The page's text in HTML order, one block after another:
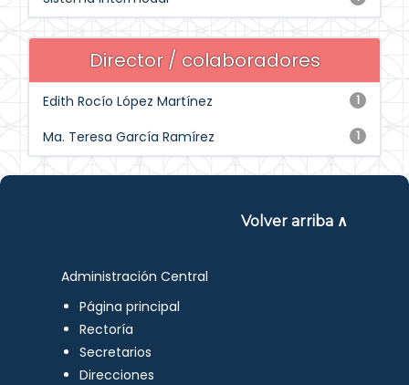
Director / colaboradores
1
Edith Rocío López Martínez
1
Ma. Teresa García Ramírez
Volver arriba ∧
Administración Central
Página principal
Rectoría
Secretarios
Direcciones